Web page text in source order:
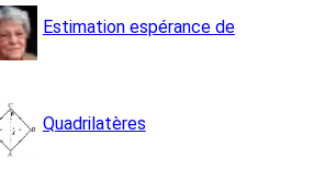
Estimation espérance de
Quadrilatères